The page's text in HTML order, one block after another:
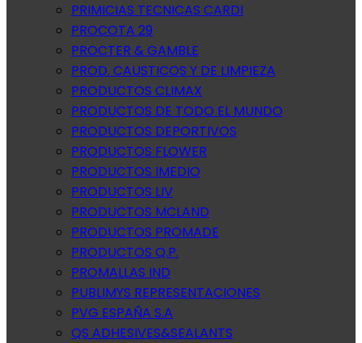
PRIMICIAS TECNICAS CARDI
PROCOTA 29
PROCTER & GAMBLE
PROD. CAUSTICOS Y DE LIMPIEZA
PRODUCTOS CLIMAX
PRODUCTOS DE TODO EL MUNDO
PRODUCTOS DEPORTIVOS
PRODUCTOS FLOWER
PRODUCTOS IMEDIO
PRODUCTOS LIV
PRODUCTOS MCLAND
PRODUCTOS PROMADE
PRODUCTOS Q.P.
PROMALLAS IND
PUBLIMYS REPRESENTACIONES
PVG ESPAÑA S.A
QS ADHESIVES&SEALANTS